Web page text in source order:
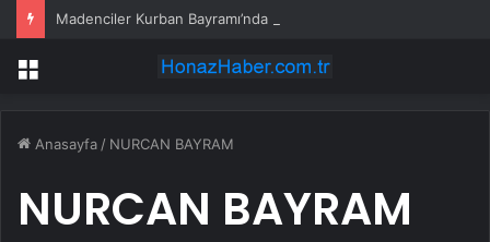
Madenciler Kurban Bayramı’nda Buluştu
Menü
Anasayfa / NURCAN BAYRAM
NURCAN BAYRAM